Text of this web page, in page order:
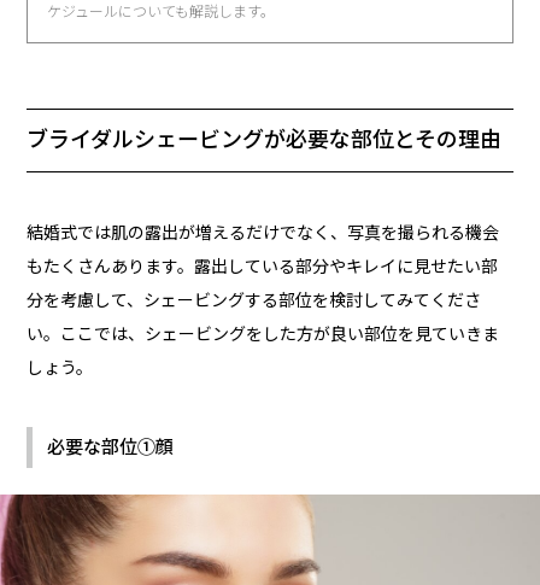
ケジュールについても解説します。
ブライダルシェービングが必要な部位とその理由
結婚式では肌の露出が増えるだけでなく、写真を撮られる機会
もたくさんあります。露出している部分やキレイに見せたい部
分を考慮して、シェービングする部位を検討してみてくださ
い。ここでは、シェービングをした方が良い部位を見ていきま
しょう。
必要な部位①顔